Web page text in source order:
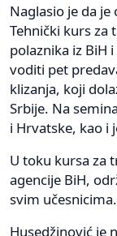
Naglasio je da
Tehnički kurs za
polaznika iz BiH
voditi pet
klizanja, koji
Srbije. Na
i Hrvatske, kao i
U toku kursa za
agencije BiH,
svim učesnicima.
Husedžinović je